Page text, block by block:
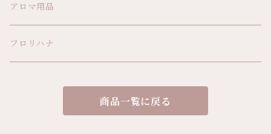
精油
植物オイル
アロマ用品
フロリハナ
商品一覧に戻る